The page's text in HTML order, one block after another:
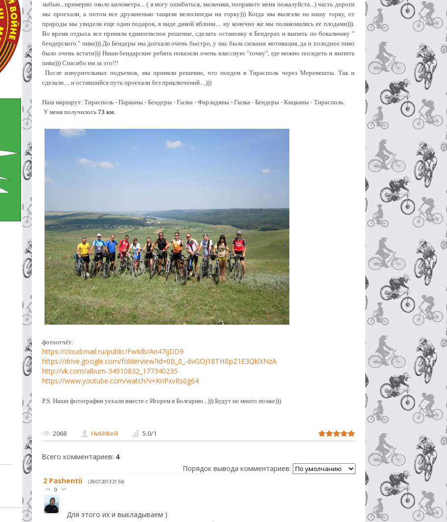
зыбью...примерно около километра... ( я могу ошибаться, мальчики, поправьте меня пожалуйста...) часть дороги
мы проехали, а потом все дружненько тащили велосипеды на горку))) Когда мы вылезли на нашу горку, от
природы мы увидели еще один подарок, в виде дикой яблони.... ну конечно же мы полакомились ее плодами))).
Во время отдыха все приняли единогласное решение, сделать остановку в Бендерах и выпить по бокальчику "
бендерского " пива))) До Бендеры мы доехали очень быстро, у нас была сильная мотивация, да и холодное пиво
было очень кстати))) Наши бендарские ребята показали очень классную "точку", где можно посидеть и выпить
пива))) Спасибо им за это!!!
После изнурительных подъемов, мы приняли решение, что поедем в Тирасполь через Меренешты. Так и
сделали.... и оставшийся путь проехали без приключений....)))
Наш маршрут: Тирасполь - Парканы - Бендеры - Гызка - Фарладяны - Гызка - Бендеры - Кицканы - Тирасполь.
У меня получилось 73 км.
фотоотчёт:
https://cloud.mail.ru/public/FwMb/An47ijDD9
https://drive.google.com/folderview?id=0B_0_-6vGOJ18THBpZ1E3QklXNzA
http://vk.com/album-34910832_177340235
https://www.youtube.com/watch?v=KnPxvRs0g64
P.S. Наши фотографии уехали вместе с Игорем в Болгарию...))) Будут не много позже)))
2068 НиМФеЯ 5.0/1
Всего комментариев: 4
Порядок вывода комментариев:
2 Pashentii (29.07.2013 21:54)
0
Для этого их и выкладываем )